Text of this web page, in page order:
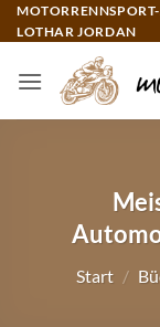
Zum
Inhalt
LOTHAR JORDAN
Start /